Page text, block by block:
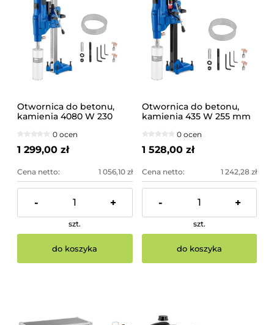
Otwornica do betonu,
kamienia 4080 W 230
0 ocen
1 299,00 zł
Cena netto: 1 056,10 zł
- +
szt.
do koszyka
Otwornica do betonu,
kamienia 435 W 255 mm
0 ocen
1 528,00 zł
Cena netto: 1 242,28 zł
- +
szt.
do koszyka